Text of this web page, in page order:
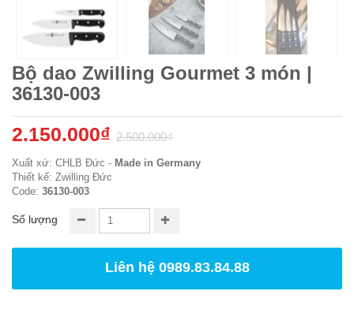
Bộ dao Zwilling Gourmet 3 món |
36130-003
2.150.000₫ 2.500.000₫
Xuất xứ: CHLB Đức - Made in Germany
Thiết kế: Zwilling Đức
Code: 36130-003
Số lượng
Liên hệ 0989.83.84.88